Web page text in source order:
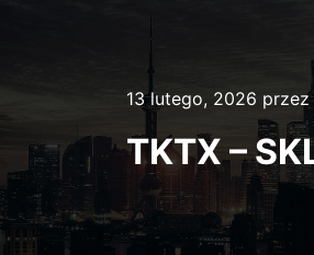
13 lutego, 2026 przez
TKTX –